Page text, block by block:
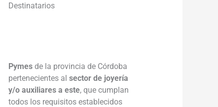
Destinatarios
Pymesde la provincia de Córdoba
pertenecientes al sector de joyería
y/o auxiliares a este, que cumplan
todos los requisitos establecidos